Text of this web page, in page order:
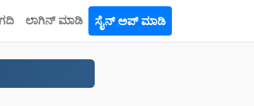
ಲಾಗಿನ್ ಮಾಡಿ ಸೈನ್ ಅಪ್ ಮಾಡಿ